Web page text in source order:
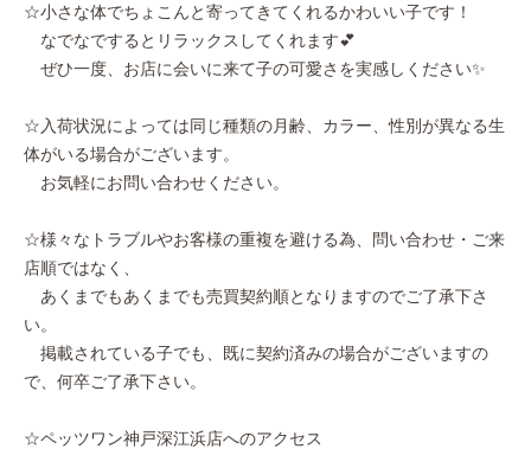
☆小さな体でちょこんと寄ってきてくれるかわいい子です！
なでなでするとリラックスしてくれます💕
ぜひ一度、お店に会いに来て子の可愛さを実感しください✨
☆入荷状況によっては同じ種類の月齢、カラー、性別が異なる生
体がいる場合がございます。
お気軽にお問い合わせください。
☆様々なトラブルやお客様の重複を避ける為、問い合わせ・ご来
店順ではなく、
あくまでもあくまでも売買契約順となりますのでご了承下さ
い。
掲載されている子でも、既に契約済みの場合がございますの
で、何卒ご了承下さい。
☆ペッツワン神戸深江浜店へのアクセス